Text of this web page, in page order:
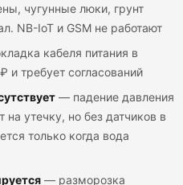
чугунные люки, грунт
NB-IoT и GSM не работают
кабеля питания в
и требует согласований
— падение давления
утечку, но без датчиков в
только когда вода
— разморозка